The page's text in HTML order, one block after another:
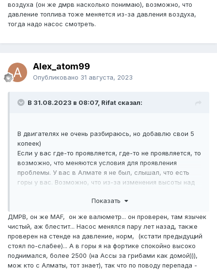
воздуха (он же дмрв насколько понимаю), возможно, что
давление топлива тоже меняется из-за давления воздуха,
тогда надо насос смотреть.
Alex_atom99
Опубликовано 31 августа, 2023
В 31.08.2023 в 08:07, Rifat сказал:
В двигателях не очень разбираюсь, но добавлю свои 5
копеек)
Если у вас где-то проявляется, где-то не проявляется, то
возможно, что меняются условия для проявления
проблемы. У вас в Алмате я не был, слышал, что есть
горы у вас. Возможно, что из-за изменения высоты над
связана с давлением воздуха и, соответственно, что-то
измеряет давление воздуха (он же дмрв насколько
понимаю), возможно, что давление топлива тоже
меняется из-за давления воздуха, тогда надо насос
смотреть.
Показать
ДМРВ, он же MAF, он же валюметр... он проверен, там язычек
чистый, аж блестит... Насос менялся пару лет назад, также
проверен на стенде на давление, норм, (кстати предыдущий
стоял по-слабее)... А в горы я на фортике спокойно высоко
поднимался, более 2500 (на Ассы за грибами как домой))),
мож кто с Алматы, тот знает), так что по поводу перепада -